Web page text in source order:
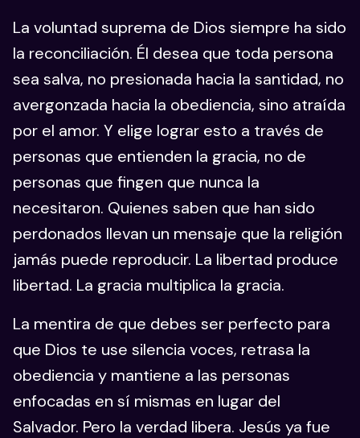
La voluntad suprema de Dios siempre ha sido
la reconciliación. Él desea que toda persona
sea salva, no presionada hacia la santidad, no
avergonzada hacia la obediencia, sino atraída
por el amor. Y elige lograr esto a través de
personas que entienden la gracia, no de
personas que fingen que nunca la
necesitaron. Quienes saben que han sido
perdonados llevan un mensaje que la religión
jamás puede reproducir. La libertad produce
libertad. La gracia multiplica la gracia.
La mentira de que debes ser perfecto para
que Dios te use silencia voces, retrasa la
obediencia y mantiene a las personas
enfocadas en sí mismas en lugar del
Salvador. Pero la verdad libera. Jesús ya fue